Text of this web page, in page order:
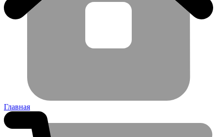
Главная